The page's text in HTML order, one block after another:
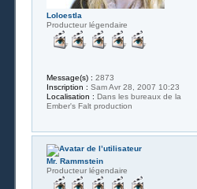
Loloestla
Producteur légendaire
Message(s) : 2873
Inscription : Sam Avr 28, 2007 10:23
Localisation : Dans les bureaux de la
Ember's Falt production
Mr. Rammstein
Producteur légendaire